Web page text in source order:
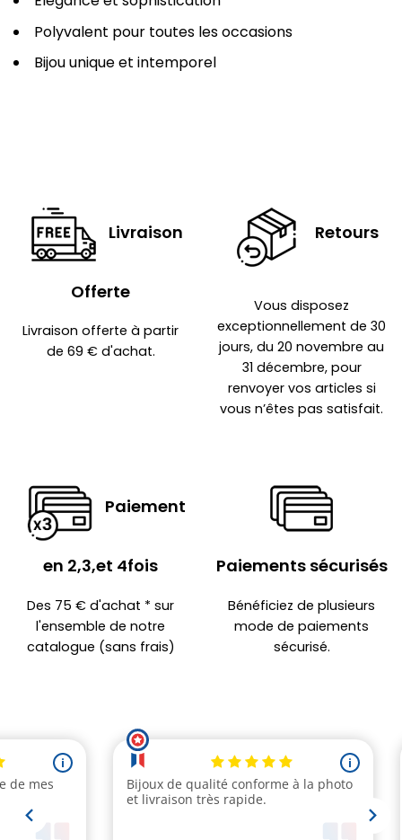
Polyvalent pour toutes les occasions
Bijou unique et intemporel
Livraison
Offerte
Livraison offerte à partir
de 69 € d'achat.
Retours
Vous disposez
exceptionnellement de 30
jours, du 20 novembre au
31 décembre, pour
renvoyer vos articles si
vous n’êtes pas satisfait.
Paiement
en 2,3,et 4fois
Des 75 € d'achat * sur
l'ensemble de notre
catalogue (sans frais)
Paiements sécurisés
Bénéficiez de plusieurs
mode de paiements
sécurisé.